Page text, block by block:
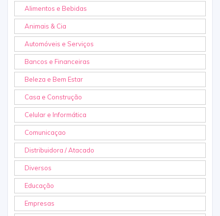
Alimentos e Bebidas
Animais & Cia
Automóveis e Serviços
Bancos e Financeiras
Beleza e Bem Estar
Casa e Construção
Celular e Informática
Comunicaçao
Distribuidora / Atacado
Diversos
Educação
Empresas